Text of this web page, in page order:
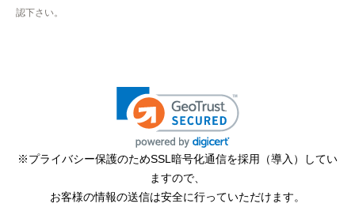
認下さい。
※プライバシー保護のためSSL暗号化通信を採用（導入）してい
ますので、
お客様の情報の送信は安全に行っていただけます。